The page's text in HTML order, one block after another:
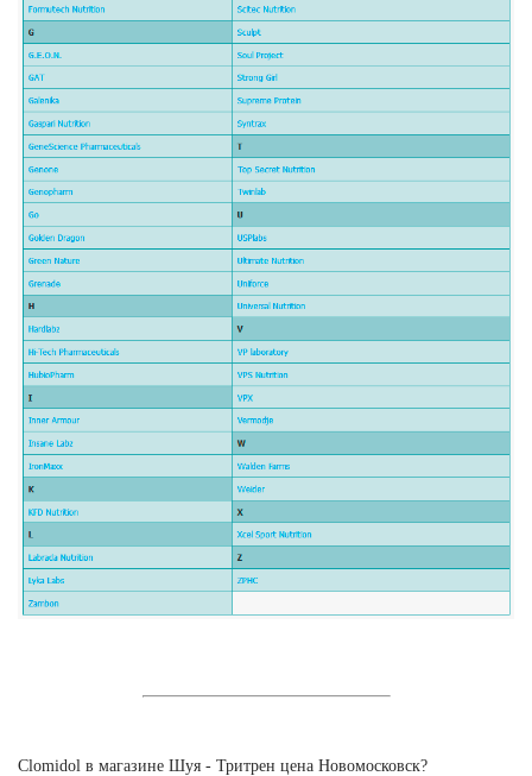
Clomidol в магазине Шуя - Тритрен цена Новомосковск?